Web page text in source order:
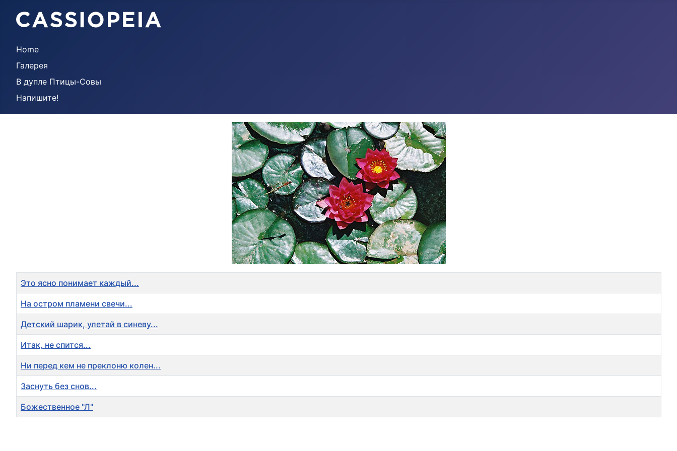
Home
Галерея
В дупле Птицы-Совы
Напишите!
Title
Это ясно понимает каждый...
На остром пламени свечи...
Детский шарик, улетай в синеву...
Итак, не спится...
Ни перед кем не преклоню колен...
Заснуть без снов...
Божественное "Л"